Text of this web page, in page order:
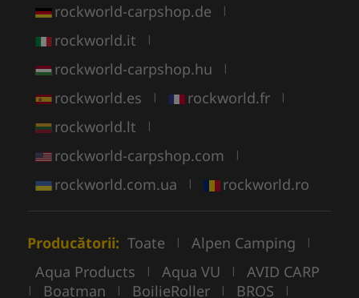
rockworld-carpshop.de |
rockworld.it |
rockworld-carpshop.hu |
rockworld.es | rockworld.fr |
rockworld.lt |
rockworld-carpshop.com |
rockworld.com.ua | rockworld.ro
Producătorii: Toate | Alpen Camping |
Aqua Products | Aqua VU | AVID CARP
| Boatman | BoilieRoller | BROS |